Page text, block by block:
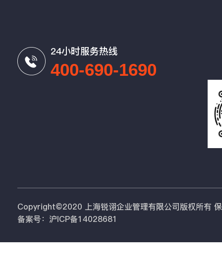
24小时服务热线
400-690-1690
Copyright©2020 上海锐诩企业管理有限公司版权所有
备案号：沪ICP备14028681